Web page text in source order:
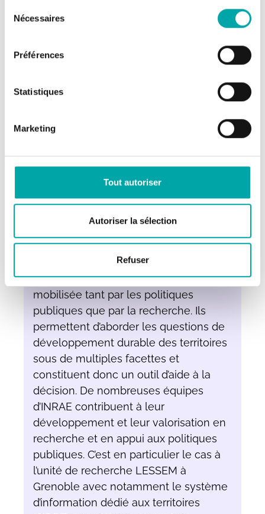
Nécessaires
Préférences
Statistiques
Marketing
Tout autoriser
Autoriser la sélection
Refuser
aux systèmes d’information
Les données et systèmes d’information
constituent une interface stratégique
mobilisée tant par les politiques
publiques que par la recherche. Ils
permettent d’aborder les questions de
développement durable des territoires
sous de multiples facettes et
constituent donc un outil d’aide à la
décision. De nombreuses équipes
d’INRAE contribuent à leur
développement et leur valorisation en
recherche et en appui aux politiques
publiques. C’est en particulier le cas à
l’unité de recherche LESSEM à
Grenoble avec notamment le système
d’information dédié aux territoires